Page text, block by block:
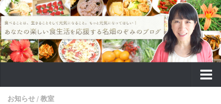
TOP
お知らせ /教室